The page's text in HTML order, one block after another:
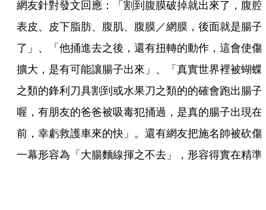
網友針對發文回應：「割到腹膜破掉就出來了，腹腔
表皮、皮下脂肪、腹肌、腹膜／網膜，後面就是腸子
了」、「他捅進去之後，還有扭轉的動作，這會使傷
擴大，是有可能讓腸子出來」、「真實世界裡被蝴蝶
之類的鋒利刀具割到或水果刀之類的的確會跑出腸子
喔，有朋友的爸爸被吸毒犯捅過，是真的腸子出現在
前，幸虧救護車來的快」。還有網友把施名帥被砍傷
一幕形容為「大腸麵線揮之不去」，形容得實在精準